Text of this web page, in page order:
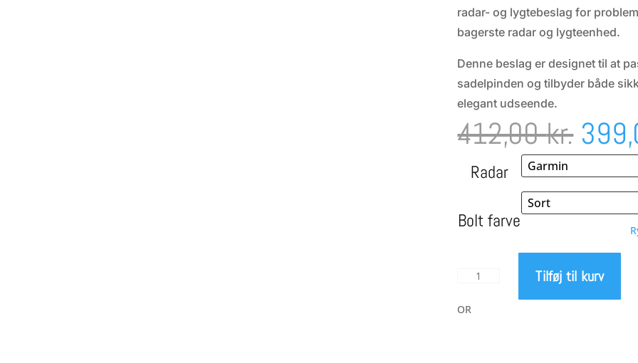
radar- og lygtebeslag for
bagerste radar og lygteenhed.
Denne beslag er designet til at
sadelpinden og tilbyder både
elegant udseende.
412,00kr. Den
pris
var:
Radar
Bolt farve
FramesAndGear
Radar
Tilføj til kurv
OR